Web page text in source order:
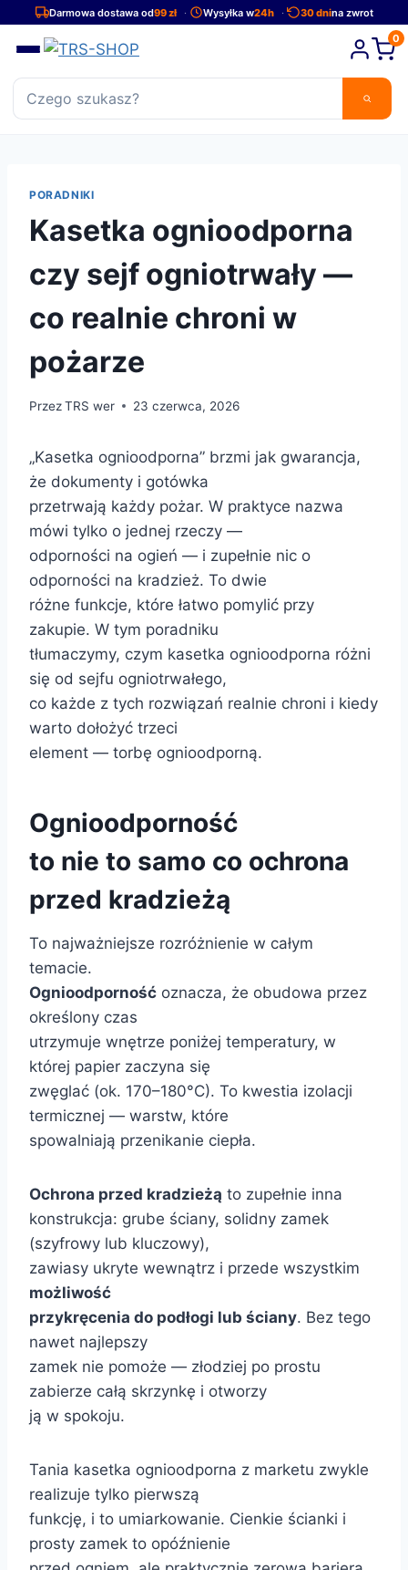
PrzejdźDarmowa dostawa od99 zł Wysyłka w24h 30 dnina zwrot
0
PORADNIKI
Kasetka ognioodporna
czy sejf ogniotrwały —
co realnie chroni w
pożarze
PrzezTRS wer 23 czerwca, 2026
„Kasetka ognioodporna” brzmi jak gwarancja,
że dokumenty i gotówka
przetrwają każdy pożar. W praktyce nazwa
mówi tylko o jednej rzeczy —
odporności na ogień — i zupełnie nic o
odporności na kradzież. To dwie
różne funkcje, które łatwo pomylić przy
zakupie. W tym poradniku
tłumaczymy, czym kasetka ognioodporna różni
się od sejfu ogniotrwałego,
co każde z tych rozwiązań realnie chroni i kiedy
warto dołożyć trzeci
element — torbę ognioodporną.
Ognioodporność
to nie to samo co ochrona
przed kradzieżą
To najważniejsze rozróżnienie w całym
temacie.
Ognioodporność oznacza, że obudowa przez
określony czas
utrzymuje wnętrze poniżej temperatury, w
której papier zaczyna się
zwęglać (ok. 170–180°C). To kwestia izolacji
termicznej — warstw, które
spowalniają przenikanie ciepła.
Ochrona przed kradzieżą to zupełnie inna
konstrukcja: grube ściany, solidny zamek
(szyfrowy lub kluczowy),
zawiasy ukryte wewnątrz i przede wszystkim
możliwość
przykręcenia do podłogi lub ściany. Bez tego
nawet najlepszy
zamek nie pomoże — złodziej po prostu
zabierze całą skrzynkę i otworzy
ją w spokoju.
Tania kasetka ognioodporna z marketu zwykle
realizuje tylko pierwszą
funkcję, i to umiarkowanie. Cienkie ścianki i
prosty zamek to opóźnienie